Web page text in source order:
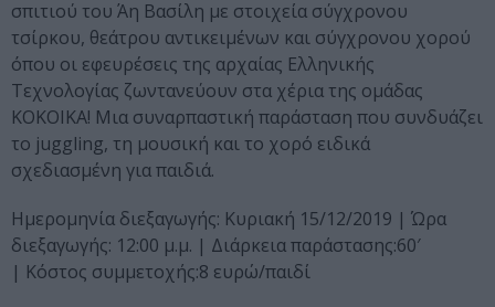
σπιτιού του Άη Βασίλη με στοιχεία σύγχρονου
τσίρκου, θεάτρου αντικειμένων και σύγχρονου χορού
όπου οι εφευρέσεις της αρχαίας Ελληνικής
Τεχνολογίας ζωντανεύουν στα χέρια της ομάδας
KOKOIKA! Μια συναρπαστική παράσταση που συνδυάζει
το juggling, τη μουσική και το χορό ειδικά
σχεδιασμένη για παιδιά.
Ημερομηνία διεξαγωγής: Κυριακή 15/12/2019 | Ώρα
διεξαγωγής: 12:00 μ.μ. | Διάρκεια παράστασης:60′
| Κόστος συμμετοχής:8 ευρώ/παιδί